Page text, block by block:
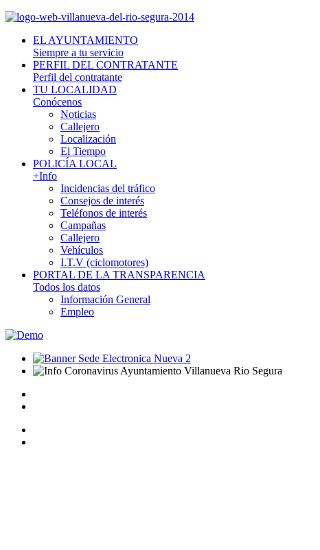
EL AYUNTAMIENTO
Siempre a tu servicio
PERFIL DEL CONTRATANTE
Perfil del contratante
TU LOCALIDAD
Conócenos
Noticias
Callejero
Localización
El Tiempo
POLICÍA LOCAL
+Info
Incidencias del tráfico
Consejos de interés
Teléfonos de interés
Campañas
Callejero
Vehículos
I.T.V (ciclomotores)
PORTAL DE LA TRANSPARENCIA
Todos los datos
Información General
Empleo